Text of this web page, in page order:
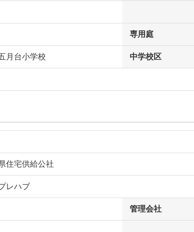
専用庭
月台小学校 中学校区
住宅供給公社
レハブ
管理会社